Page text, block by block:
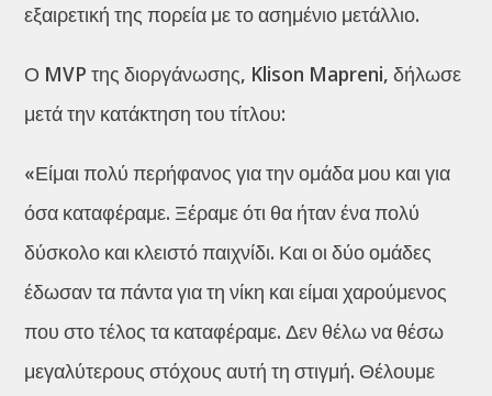
εξαιρετική της πορεία με το ασημένιο μετάλλιο.
Ο MVP της διοργάνωσης, Klison Mapreni, δήλωσε
μετά την κατάκτηση του τίτλου:
«Είμαι πολύ περήφανος για την ομάδα μου και για
όσα καταφέραμε. Ξέραμε ότι θα ήταν ένα πολύ
δύσκολο και κλειστό παιχνίδι. Και οι δύο ομάδες
έδωσαν τα πάντα για τη νίκη και είμαι χαρούμενος
που στο τέλος τα καταφέραμε. Δεν θέλω να θέσω
μεγαλύτερους στόχους αυτή τη στιγμή. Θέλουμε